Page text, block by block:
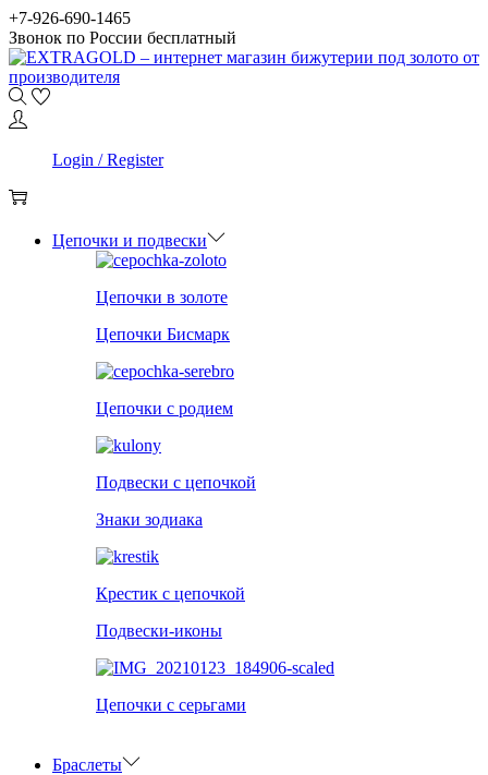
Skip
to
navigation
Skip
to
content
+7-926-690-1465
Звонок по России бесплатный
Login / Register
Цепочки и подвески
Цепочки в золоте
Цепочки Бисмарк
Цепочки с родием
Подвески с цепочкой
Знаки зодиака
Крестик с цепочкой
Подвески-иконы
Цепочки с серьгами
Браслеты